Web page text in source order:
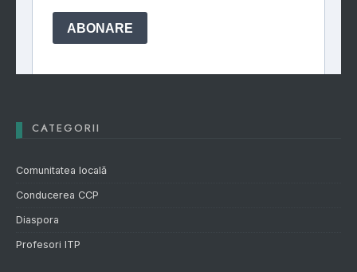
CATEGORII
Comunitatea locală
Conducerea CCP
Diaspora
Profesori ITP